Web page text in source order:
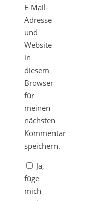
E-Mail-
Adresse
und
Website
in
diesem
Browser
für
meinen
nächsten
Kommentar
speichern.
Ja,
füge
mich